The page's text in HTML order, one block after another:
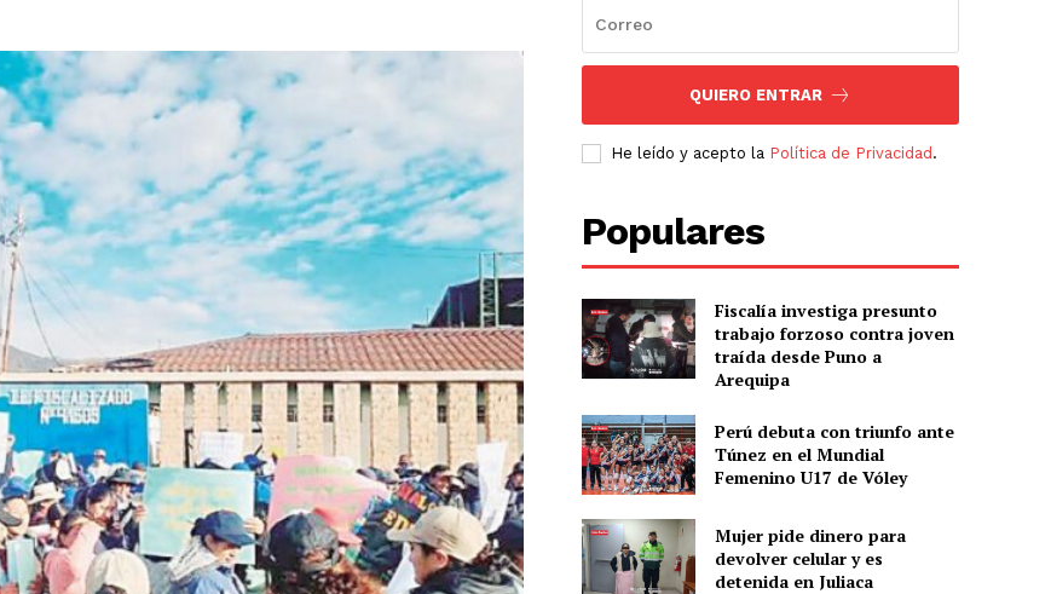
QUIERO ENTRAR
He leído y acepto la Política de Privacidad .
Populares
Fiscalía investiga presunto
trabajo forzoso contra joven
traída desde Puno a
Arequipa
Perú debuta con triunfo ante
Túnez en el Mundial
Femenino U17 de Vóley
Mujer pide dinero para
devolver celular y es
detenida en Juliaca